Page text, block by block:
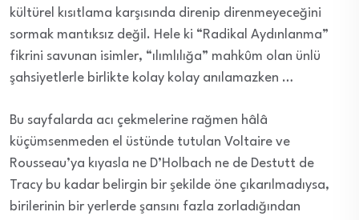
kültürel kısıtlama karşısında direnip direnmeyeceğini
sormak mantıksız değil. Hele ki “Radikal Aydınlanma”
fikrini savunan isimler, “ılımlılığa” mahkûm olan ünlü
şahsiyetlerle birlikte kolay kolay anılamazken …
Bu sayfalarda acı çekmelerine rağmen hâlâ
küçümsenmeden el üstünde tutulan Voltaire ve
Rousseau’ya kıyasla ne D’Holbach ne de Destutt de
Tracy bu kadar belirgin bir şekilde öne çıkarılmadıysa,
birilerinin bir yerlerde şansını fazla zorladığından